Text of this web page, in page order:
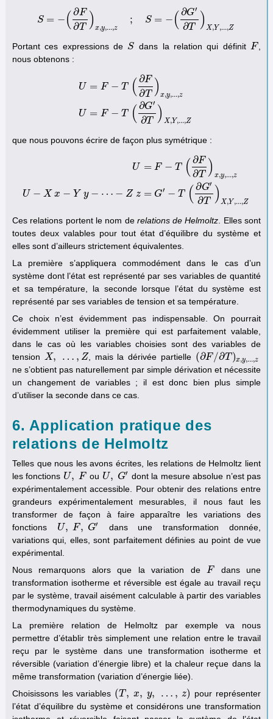
S = − ( ∂F
∂T ) x,y,...,z
; S = − ( ∂G′
∂T ) X,Y,...,Z
S =−(∂F∂ z; −( ∂G ∂T) X,Y,... Z
Portant ces expressions de S
S dans la relation qui définit F
F
nous obtenons :
U = F − T ( ∂F
∂T ) x,y,...,z
U = F − T ( ∂G′
∂T ) X,Y,...,Z
y,...,z U=F−T
que nous pouvons écrire de façon plus symétrique :
U
U − X x − Y y − ⋯ − Z z
= F − T ( ∂F
∂T ) x,y,...,z
= G′ − T ( ∂G′
∂T ) X,Y,...,Z
( ∂G T) X,
Ces relations portent le nom de relations de Helmoltz. Elles sont
toutes deux valables pour tout état d’équilibre du système et
elles sont d’ailleurs strictement équivalentes.
La première s’appliquera commodément dans le cas d’un
système dont l’état est représenté par ses variables de quantité
et sa température, la seconde lorsque l’état du système est
représenté par ses variables de tension et sa température.
Ce choix n’est évidemment pas indispensable. On pourrait
évidemment utiliser la première qui est parfaitement valable,
dans le cas où les variables choisies sont des variables de
tension X, … , Z
X, …, Z , mais la dérivée partielle (∂F/∂T )x,y,...,z
(∂F/∂T)x,y,...,
ne s’obtient pas naturellement par simple dérivation et nécessite
un changement de variables ; il est donc bien plus simple
d’utiliser la seconde dans ce cas.
6. Application pratique des
relations de Helmoltz
Telles que nous les avons écrites, les relations de Helmoltz lient
les fonctions U, F
U, F ou U, G′
U, G′
dont la mesure absolue n’est pas
expérimentalement accessible. Pour obtenir des relations entre
grandeurs expérimentalement mesurables, il nous faut les
transformer de façon à faire apparaître les variations des
fonctions U, F, G′
U, , G
dans une transformation donnée,
variations qui, elles, sont parfaitement définies au point de vue
expérimental.
Nous remarquons alors que la variation de F
F
dans une
transformation isotherme et réversible est égale au travail reçu
par le système, travail aisément calculable à partir des variables
thermodynamiques du système.
La première relation de Helmoltz par exemple va nous
permettre d’établir très simplement une relation entre le travail
reçu par le système dans une transformation isotherme et
réversible (variation d’énergie libre) et la chaleur reçue dans la
même transformation (variation d’énergie liée).
Choisissons les variables (T, x, y, … , z)
(T, x , y, …, z)
pour représenter
l’état d’équilibre du système et considérons une transformation